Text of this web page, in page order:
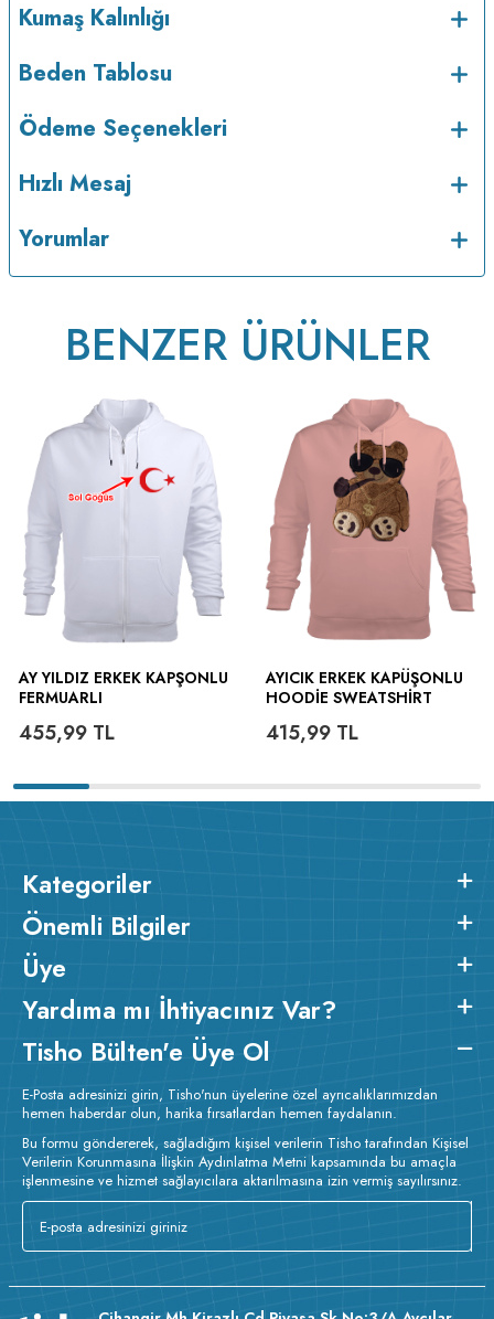
kurutulmaz.Orta ısıda ve tersten ütülenir.
Kumaş Kalınlığı
Beden Tablosu
Ödeme Seçenekleri
Hızlı Mesaj
Yorumlar
BENZER ÜRÜNLER
AY YILDIZ ERKEK KAPŞONLU
FERMUARLI
455,99 TL
AYICIK ERKEK KAPÜŞONLU
HOODIE SWEATSHIRT
415,99TL
Kategoriler
Önemli Bilgiler
Üye
Yardıma mı İhtiyacınız Var?
Tisho Bülten'e Üye Ol
E-Posta adresinizi girin, Tisho'nun üyelerine özel ayrıcalıklarımızdan
hemen haberdar olun, harika fırsatlardan hemen faydalanın.
Bu formu göndererek, sağladığım kişisel verilerin Tisho tarafından Kişisel
Verilerin Korunmasına İlişkin Aydınlatma Metni kapsamında bu amaçla
işlenmesine ve hizmet sağlayıcılara aktarılmasına izin vermiş sayılırsınız.